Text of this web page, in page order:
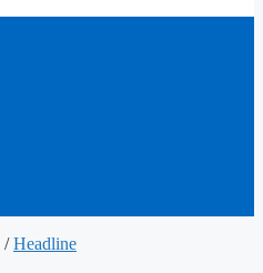
/ Headline